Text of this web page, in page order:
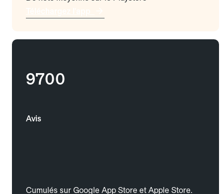
9700
Avis
Cumulés sur Google App Store et Apple Store.